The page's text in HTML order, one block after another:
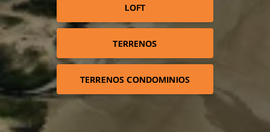
LOFT
TERRENOS
TERRENOS CONDOMINIOS